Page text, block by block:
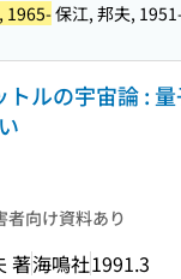
1965-保江, 邦夫,
トルの宇宙論 :
者向け資料あり
著海鳴社1991.3